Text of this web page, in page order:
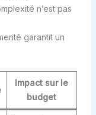
n’est pas
garantit un
Impact sur le
budget